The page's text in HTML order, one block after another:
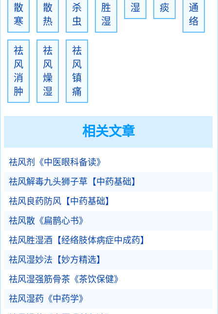
散
寒
散
热
杀
虫
胜
湿
湿
痰
通
络
祛
风
消
肿
祛
风
燥
湿
祛
风
镇
痛
相关文章
祛风剂《中医眼科备读》
祛风解毒九头狮子草【中药基础】
祛风良药防风【中药基础】
祛风散《扁鹊心书》
祛风胜湿酒【经络肢体病症中成药】
祛风湿妙法【妙方精选】
祛风湿强筋骨茶《茶饮保健》
祛风湿药《中药学》